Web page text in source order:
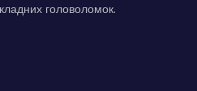
головоломок.